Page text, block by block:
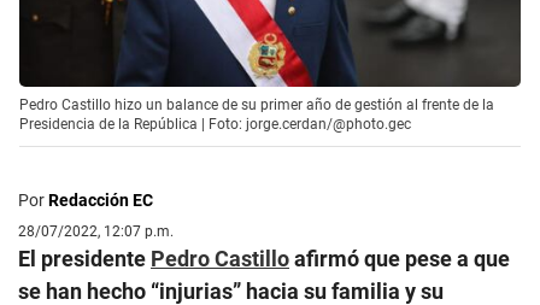
Pedro Castillo hizo un balance de su primer año de gestión al frente de la
Presidencia de la República | Foto: jorge.cerdan/@photo.gec
PorRedacción EC
28/07/2022, 12:07 p.m.
El presidente Pedro Castilloafirmó que pese a que
se han hecho “injurias” hacia su familia y su